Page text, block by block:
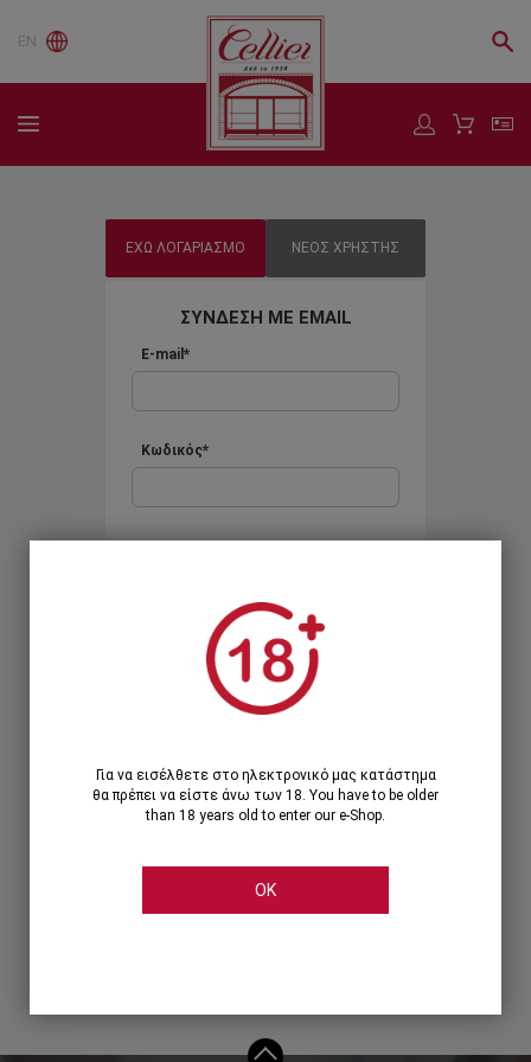
EN
ΕΧΩ ΛΟΓΑΡΙΑΣΜΟ ΝΕΟΣ ΧΡΗΣΤΗΣ
ΣΥΝΔΕΣΗ ΜΕ EMAIL
E-mail*
Κωδικός*
Ξεχάσατε τον κωδικό;
Ή
ΣΥΝΔΕΣΗ ΜΕ ...
Για να εισέλθετε στο ηλεκτρονικό μας κατάστημα
θα πρέπει να είστε άνω των 18. You have to be older
than 18 years old to enter our e-Shop.
OK